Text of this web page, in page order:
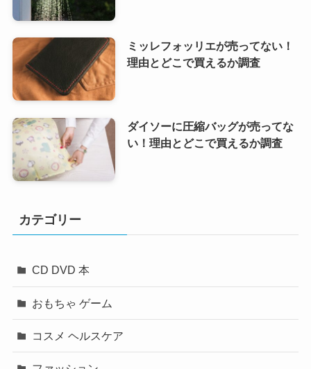
ミッレフォッリエが売ってない！
理由とどこで買えるか調査
ダイソーに圧縮バッグが売ってな
い！理由とどこで買えるか調査
カテゴリー
CD DVD 本
おもちゃ ゲーム
コスメ ヘルスケア